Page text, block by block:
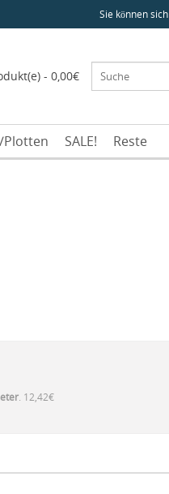
Sie können sich
- 0,00€
Plotten SALE! Reste
. 12,42€